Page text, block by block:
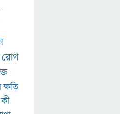
রোগ
ক্ষতি
কী